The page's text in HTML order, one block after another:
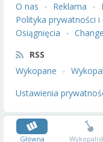
O nas
Reklama
Polityka prywatności i
Osiągnięcia
RSS
Wykopane
Ustawienia
Główna